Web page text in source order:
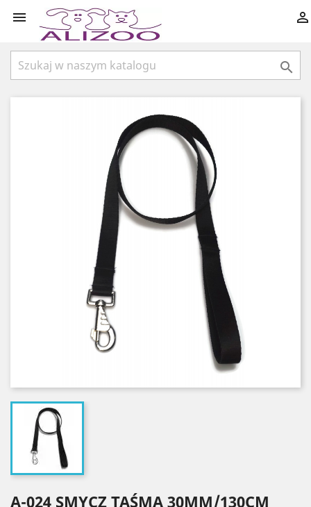
 

A-024 SMYCZ TAŚMA 30MM/130CM